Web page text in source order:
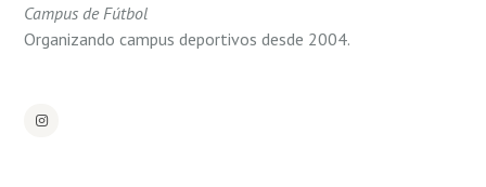
Campus de Fútbol
Organizando campus deportivos desde 2004.